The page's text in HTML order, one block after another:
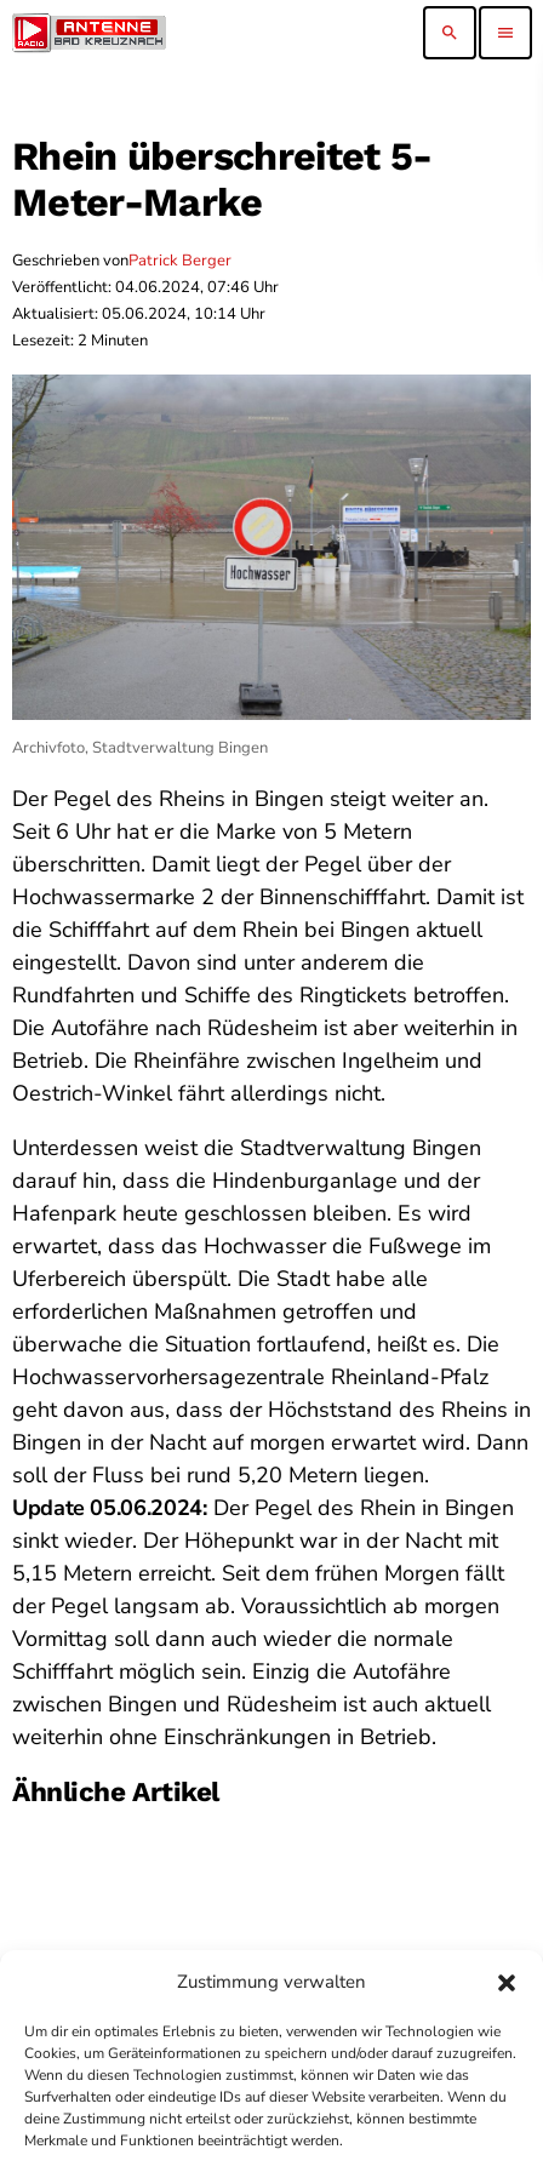
Zustimmung verwalten
Um dir ein optimales Erlebnis zu bieten, verwenden wir Technologien wie
Cookies, um Geräteinformationen zu speichern und/oder darauf zuzugreifen.
Wenn du diesen Technologien zustimmst, können wir Daten wie das
Surfverhalten oder eindeutige IDs auf dieser Website verarbeiten. Wenn du
deine Zustimmung nicht erteilst oder zurückziehst, können bestimmte
Merkmale und Funktionen beeinträchtigt werden.
search menu
Rhein überschreitet 5-
Meter-Marke
Geschrieben vonPatrick Berger
Veröffentlicht: 04.06.2024, 07:46 Uhr
Aktualisiert: 05.06.2024, 10:14 Uhr
Lesezeit: 2 Minuten
Archivfoto, Stadtverwaltung Bingen
Der Pegel des Rheins in Bingen steigt weiter an.
Seit 6 Uhr hat er die Marke von 5 Metern
überschritten. Damit liegt der Pegel über der
Hochwassermarke 2 der Binnenschifffahrt. Damit ist
die Schifffahrt auf dem Rhein bei Bingen aktuell
eingestellt. Davon sind unter anderem die
Rundfahrten und Schiffe des Ringtickets betroffen.
Die Autofähre nach Rüdesheim ist aber weiterhin in
Betrieb. Die Rheinfähre zwischen Ingelheim und
Oestrich-Winkel fährt allerdings nicht.
Unterdessen weist die Stadtverwaltung Bingen
darauf hin, dass die Hindenburganlage und der
Hafenpark heute geschlossen bleiben. Es wird
erwartet, dass das Hochwasser die Fußwege im
Uferbereich überspült. Die Stadt habe alle
erforderlichen Maßnahmen getroffen und
überwache die Situation fortlaufend, heißt es. Die
Hochwasservorhersagezentrale Rheinland-Pfalz
geht davon aus, dass der Höchststand des Rheins in
Bingen in der Nacht auf morgen erwartet wird. Dann
soll der Fluss bei rund 5,20 Metern liegen.
Update 05.06.2024:Der Pegel des Rhein in Bingen
sinkt wieder. Der Höhepunkt war in der Nacht mit
5,15 Metern erreicht. Seit dem frühen Morgen fällt
der Pegel langsam ab. Voraussichtlich ab morgen
Vormittag soll dann auch wieder die normale
Schifffahrt möglich sein. Einzig die Autofähre
zwischen Bingen und Rüdesheim ist auch aktuell
weiterhin ohne Einschränkungen in Betrieb.
Ähnliche Artikel
COPYRIGHTANTENNE BAD KREUZNACH